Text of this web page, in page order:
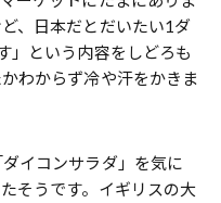
、日本だとだいたい1ダ
」という内容をしどろも
わからず冷や汗をかきま
イコンサラダ」を気に
そうです。イギリスの大